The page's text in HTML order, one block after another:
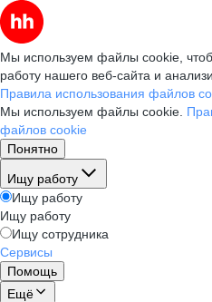
Мы используем файлы cookie,
работу нашего веб-сайта и
Правила использования файлов
Мы используем файлы cookie.
файлов cookie
Понятно
Ищу работу
Ищу работу
Ищу работу
Ищу сотрудника
Сервисы
Помощь
Ещё